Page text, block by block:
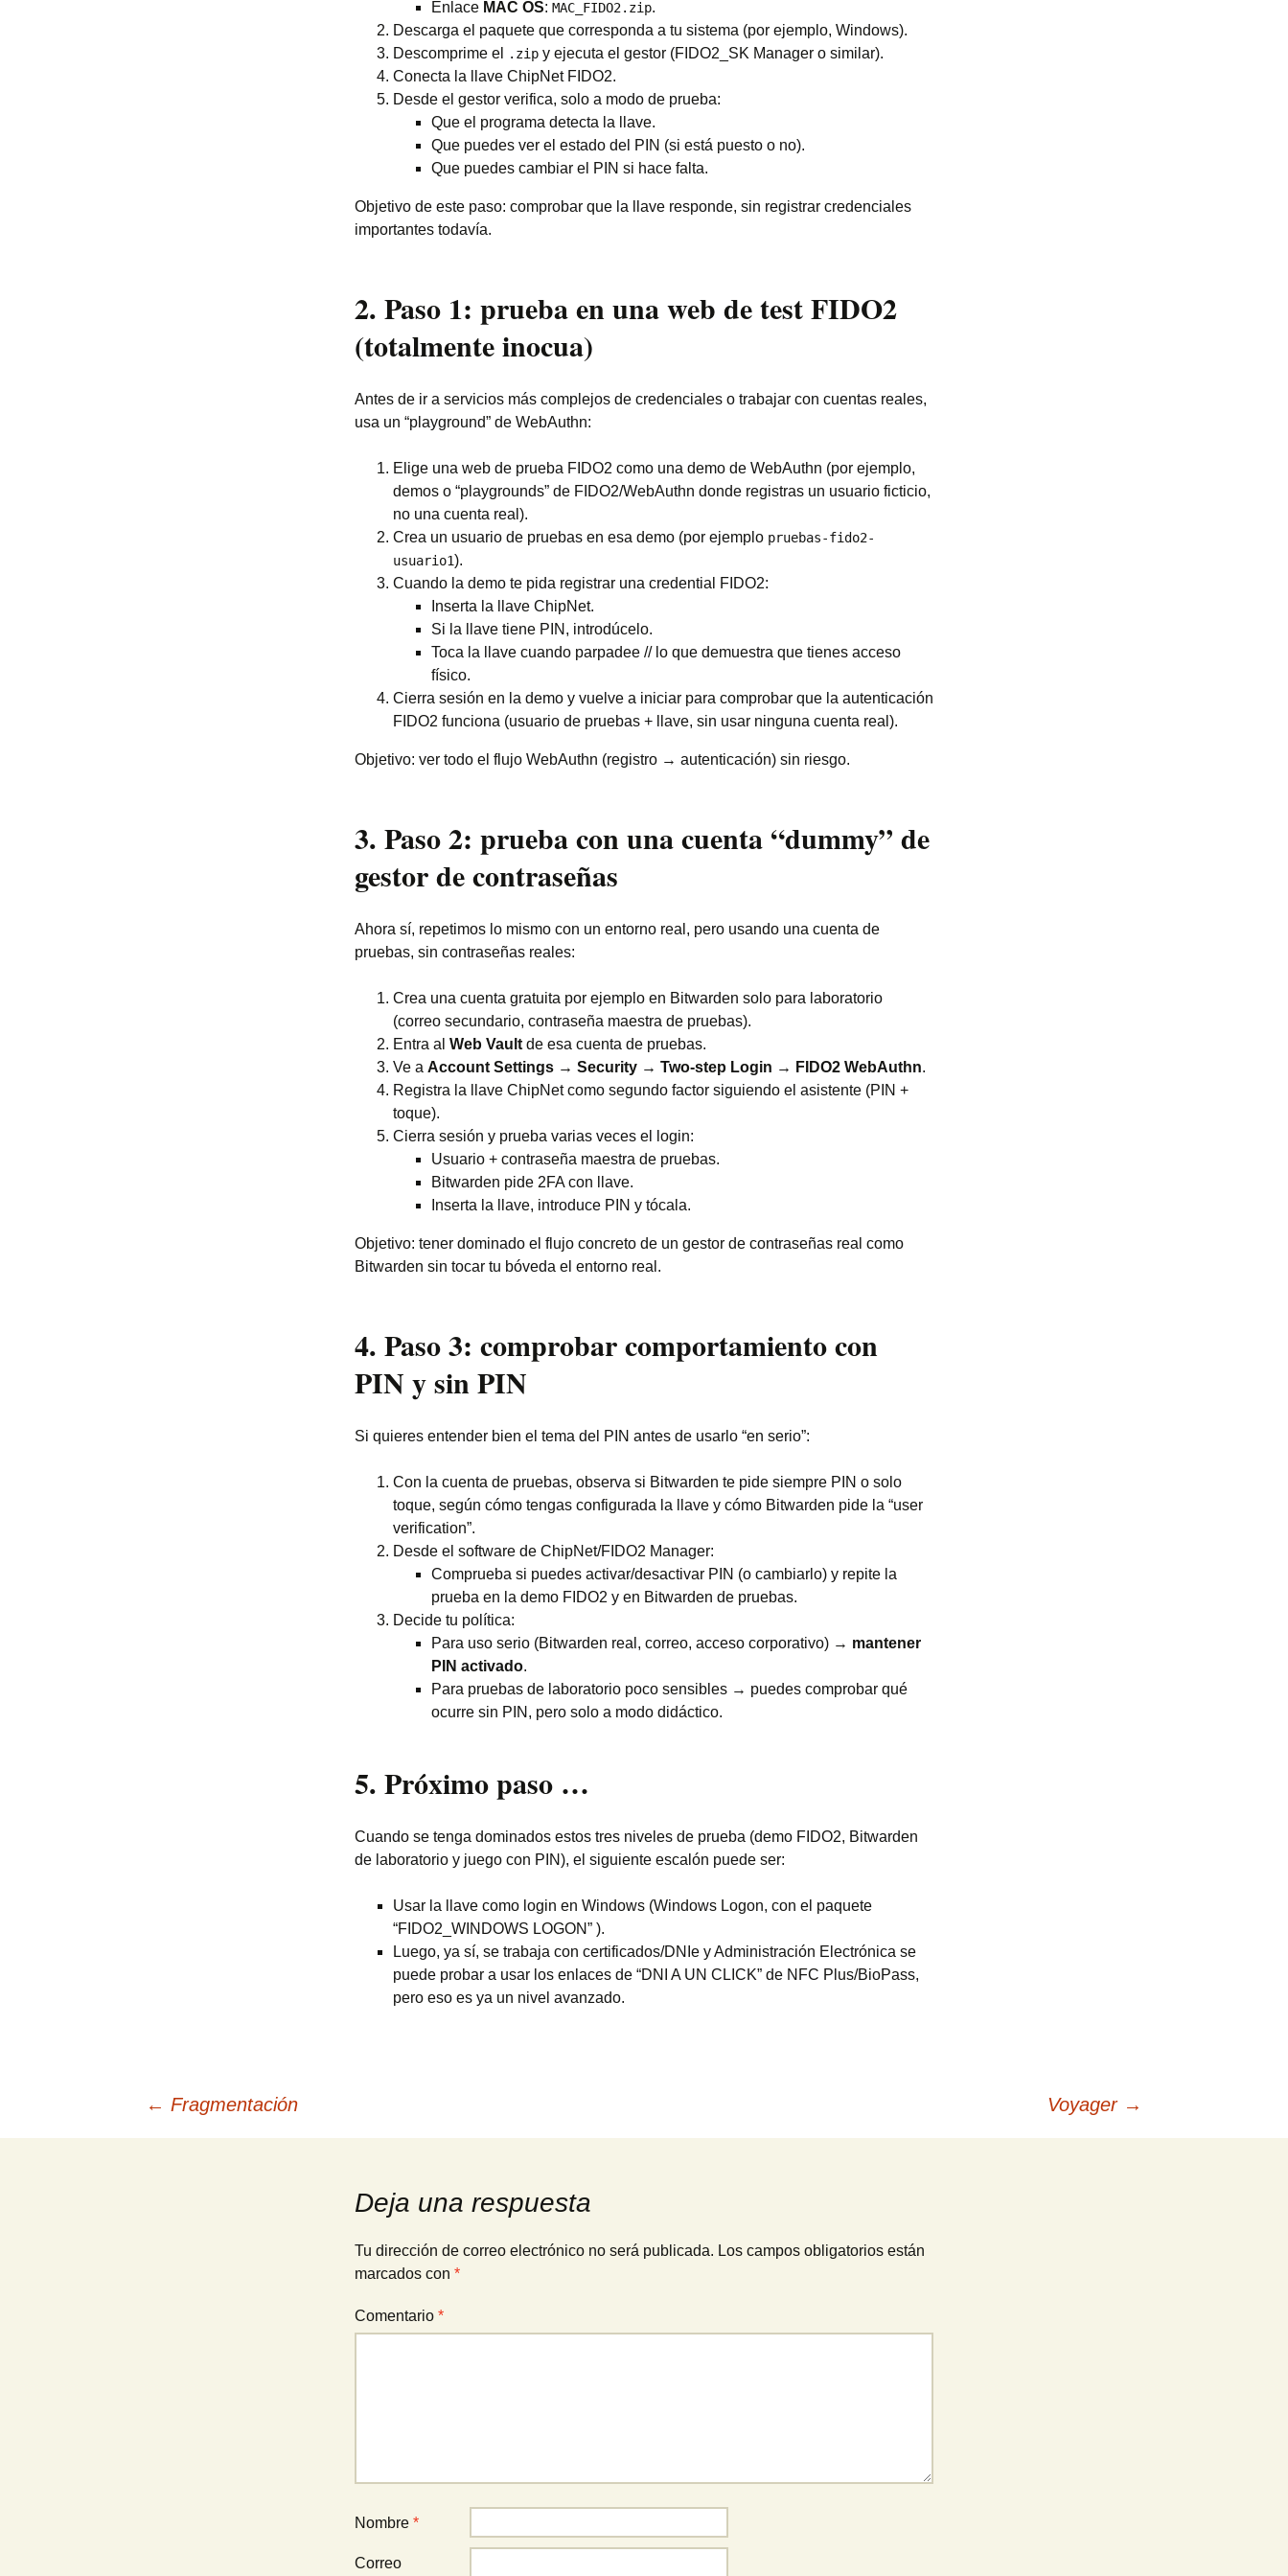
Enlace MAC OS: MAC_FIDO2.zip.
Descarga el paquete que corresponda a tu sistema (por ejemplo, Windows).
Descomprime el
.zip y ejecuta el gestor (FIDO2_SK Manager o similar).
Conecta la llave ChipNet FIDO2.
Desde el gestor verifica, solo a modo de prueba:
Que el programa detecta la llave.
Que puedes ver el estado del PIN (si está puesto o no).
Que puedes cambiar el PIN si hace falta.
Objetivo de este paso: comprobar que la llave responde, sin registrar credenciales
importantes todavía.
2. Paso 1: prueba en una web de test FIDO2
(totalmente inocua)
Antes de ir a servicios más complejos de credenciales o trabajar con cuentas reales,
usa un “playground” de WebAuthn:
Elige una web de prueba FIDO2 como una demo de WebAuthn (por ejemplo,
demos o “playgrounds” de FIDO2/WebAuthn donde registras un usuario ficticio,
no una cuenta real).
Crea un usuario de pruebas en esa demo (por ejemplo pruebas-fido2-
usuario1).
Cuando la demo te pida registrar una credential FIDO2:
Inserta la llave ChipNet.
Si la llave tiene PIN, introdúcelo.
Toca la llave cuando parpadee // lo que demuestra que tienes acceso
físico.
Cierra sesión en la demo y vuelve a iniciar para comprobar que la autenticación
FIDO2 funciona (usuario de pruebas + llave, sin usar ninguna cuenta real).
Objetivo: ver todo el flujo WebAuthn (registro → autenticación) sin riesgo.
3. Paso 2: prueba con una cuenta “dummy” de
gestor de contraseñas
Ahora sí, repetimos lo mismo con un entorno real, pero usando una cuenta de
pruebas, sin contraseñas reales:
Crea una cuenta gratuita por ejemplo en Bitwarden solo para laboratorio
(correo secundario, contraseña maestra de pruebas).
Entra al Web Vault de esa cuenta de pruebas.
Ve a Account Settings → Security → Two-step Login → FIDO2 WebAuthn.
Registra la llave ChipNet como segundo factor siguiendo el asistente (PIN +
toque).
Cierra sesión y prueba varias veces el login:
Usuario + contraseña maestra de pruebas.
Bitwarden pide 2FA con llave.
Inserta la llave, introduce PIN y tócala.
Objetivo: tener dominado el flujo concreto de un gestor de contraseñas real como
Bitwarden sin tocar tu bóveda el entorno real.
4. Paso 3: comprobar comportamiento con
PIN y sin PIN
Si quieres entender bien el tema del PIN antes de usarlo “en serio”:
Con la cuenta de pruebas, observa si Bitwarden te pide siempre PIN o solo
toque, según cómo tengas configurada la llave y cómo Bitwarden pide la “user
verification”.
Desde el software de ChipNet/FIDO2 Manager:
Comprueba si puedes activar/desactivar PIN (o cambiarlo) y repite la
prueba en la demo FIDO2 y en Bitwarden de pruebas.
Decide tu política:
Para uso serio (Bitwarden real, correo, acceso corporativo) → mantener
PIN activado.
Para pruebas de laboratorio poco sensibles → puedes comprobar qué
ocurre sin PIN, pero solo a modo didáctico.
5. Próximo paso …
Cuando se tenga dominados estos tres niveles de prueba (demo FIDO2, Bitwarden
de laboratorio y juego con PIN), el siguiente escalón puede ser:
Usar la llave como login en Windows (Windows Logon, con el paquete
“FIDO2_WINDOWS LOGON” ).
Luego, ya sí, se trabaja con certificados/DNIe y Administración Electrónica se
puede probar a usar los enlaces de “DNI A UN CLICK” de NFC Plus/BioPass,
pero eso es ya un nivel avanzado.
Navegación
← Fragmentación Voyager →
Deja una respuesta
Tu dirección de correo electrónico no será publicada. Los campos obligatorios están
marcados con *
Comentario *
Nombre *
Correo